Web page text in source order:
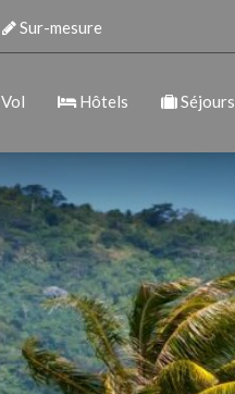
Sur-mesure
Vol Hôtels Séjours